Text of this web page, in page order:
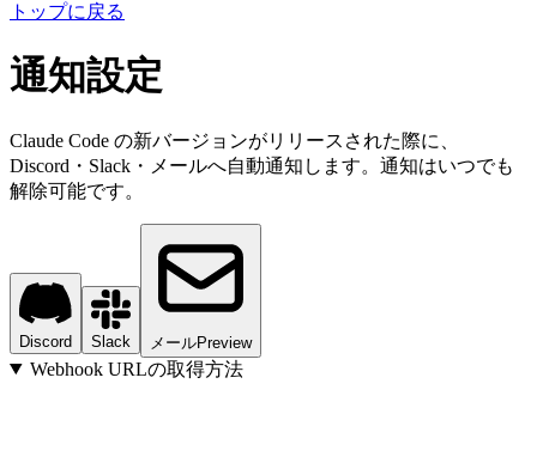
トップに戻る
通知設定
Claude Code の新バージョンがリリースされた際に、
Discord・Slack・メールへ自動通知します。通知はいつでも
解除可能です。
Discord Slack メールPreview
Webhook URLの取得方法